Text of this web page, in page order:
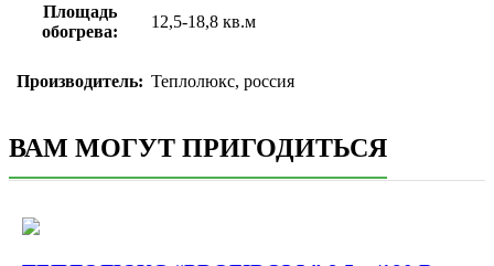
Площадь
обогрева:
12,5-18,8 кв.м
Производитель: Теплолюкс, россия
ВАМ МОГУТ ПРИГОДИТЬСЯ